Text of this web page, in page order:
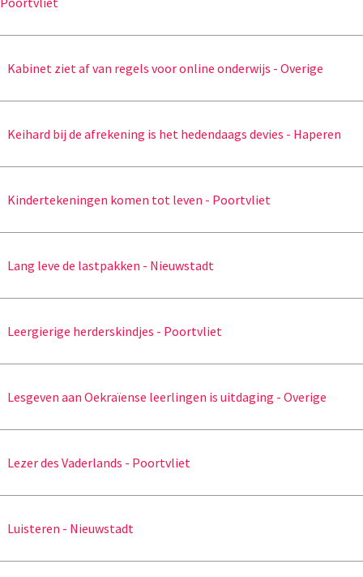
Kabinet ziet af van regels voor online onderwijs - Overige
Keihard bij de afrekening is het hedendaags devies - Haperen
Kindertekeningen komen tot leven - Poortvliet
Lang leve de lastpakken - Nieuwstadt
Leergierige herderskindjes - Poortvliet
Lesgeven aan Oekraïense leerlingen is uitdaging - Overige
Lezer des Vaderlands - Poortvliet
Luisteren - Nieuwstadt